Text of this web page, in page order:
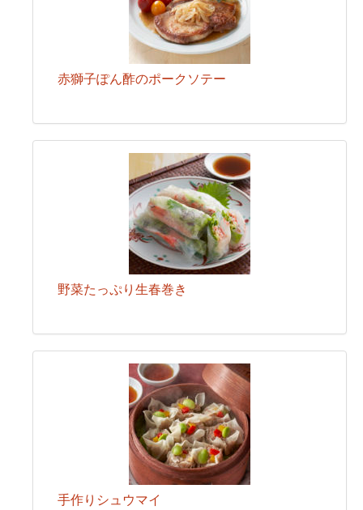
赤獅子ぽん酢のポークソテー
野菜たっぷり生春巻き
手作りシュウマイ